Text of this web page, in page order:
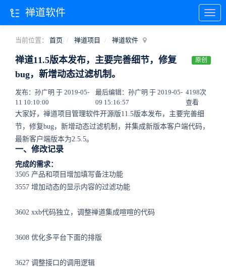
当前位置： 首页 禅道项目 禅道软件
禅道11.5版本发布，主要完善细节，修复
bug，新增动态过滤机制。
原创
发布：孙广明 于 2019-05-
11 10:10:00
最后编辑：孙广明 于 2019-05-
09 15:16:57
4198次
查看
大家好，禅道项目管理软件开源版11.5版本发布，主要完善细
节，修复bug，新增动态过滤机制，并集成新版本客户端代码，
最新客户端版本为2.5.5。
一、修改记录
完成的需求：
3505 产品和项目增加填写备注功能
3557 增加动态的显示内容的过滤功能
3602 xxb代码独立，调整禅道集成喧喧的代码
3608 优化多平台下面的排版
3627 调整接口的调用逻辑
禅道软件